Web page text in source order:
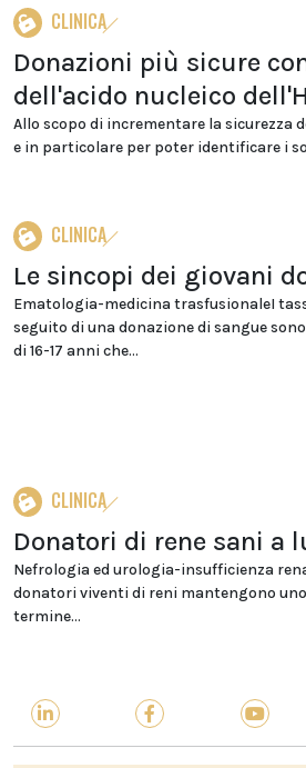
CLINICA
Donazioni più sicure
dell'acido nucleico
Allo scopo di incrementare la sicurezza
e in particolare per poter identificare i
CLINICA
Le sincopi dei giovani
Ematologia-medicina trasfusionaleI
seguito di una donazione di sangue
di 16-17 anni che...
CLINICA
Donatori di rene sani a
Nefrologia ed urologia-insufficienza
donatori viventi di reni mantengono
termine...